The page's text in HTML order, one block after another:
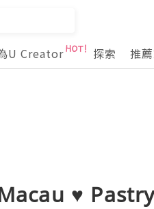
U Creator 探索 推
♥